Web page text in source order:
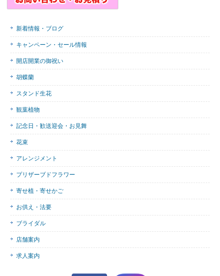
新着情報・ブログ
キャンペーン・セール情報
開店開業の御祝い
胡蝶蘭
スタンド生花
観葉植物
記念日・歓送迎会・お見舞
花束
アレンジメント
プリザーブドフラワー
寄せ植・寄せかご
お供え・法要
ブライダル
店舗案内
求人案内